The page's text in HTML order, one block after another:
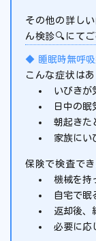
その他の詳し
ん検診🔍にて
睡眠時無呼
こんな症状は
いびきが
日中の眠
朝起きた
家族にい
保険で検査で
機械を持
自宅で眠
返却後、
必要に応